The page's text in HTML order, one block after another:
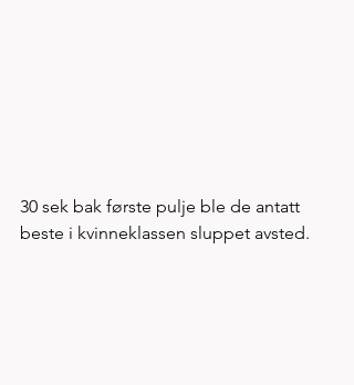
30 sek bak første pulje ble de antatt
beste i kvinneklassen sluppet avsted.